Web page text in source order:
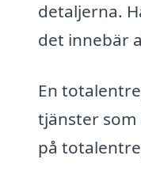
detaljerna.
det innebär
En
tjänster
på